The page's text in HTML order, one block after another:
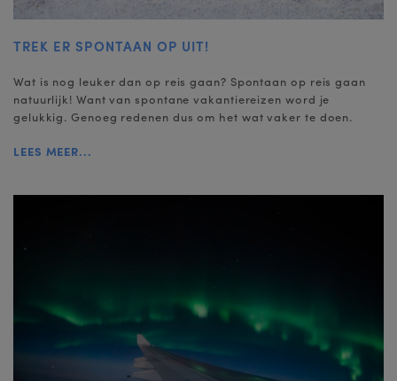
TREK ER SPONTAAN OP UIT!
Wat is nog leuker dan op reis gaan? Spontaan op reis gaan
natuurlijk! Want van spontane vakantiereizen word je
gelukkig. Genoeg redenen dus om het wat vaker te doen.
LEES MEER...